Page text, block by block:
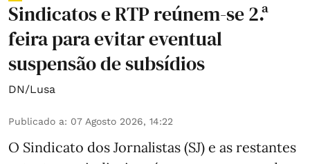
Sindicatos e RTP reúnem-se 2.ª
feira para evitar eventual
suspensão de subsídios
DN/Lusa
Publicado a: 07 Agosto 2026, 14:22
O Sindicato dos Jornalistas (SJ) e as restantes